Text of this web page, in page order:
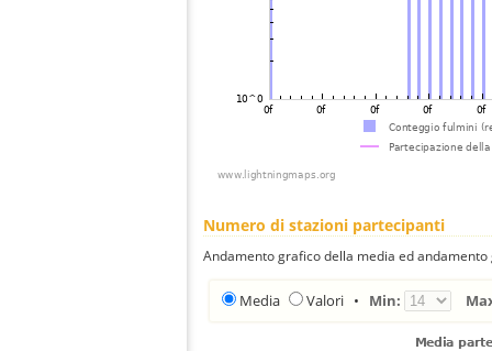
Numero di stazioni partecipanti
Andamento grafico della media ed
Media Valori • Min: